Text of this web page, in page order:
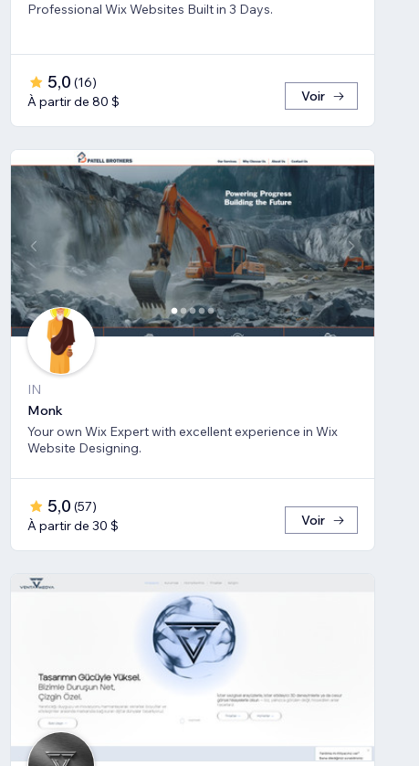
Professional Wix Websites Built in 3 Days.
5,0 (16)
À partir de 80 $
Voir
IN
Monk
Your own Wix Expert with excellent experience in Wix
Website Designing.
5,0 (57)
À partir de 30 $
Voir